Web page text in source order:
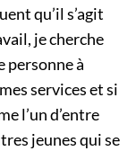
qu’il s’agit
je cherche
personne à
services et si
l’un d’entre
jeunes qui se